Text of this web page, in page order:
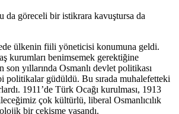
da göreceli bir istikrara kavuştursa da
ülkenin fiili yöneticisi konumuna geldi.
kurumları benimsemek gerektiğine
yıllarında Osmanlı devlet politikası
politikalar güdüldü. Bu sırada muhalefetteki
1911’de Türk Ocağı kurulması, 1913
çok kültürlü, liberal Osmanlıcılık
bir çekişme yaşandı.